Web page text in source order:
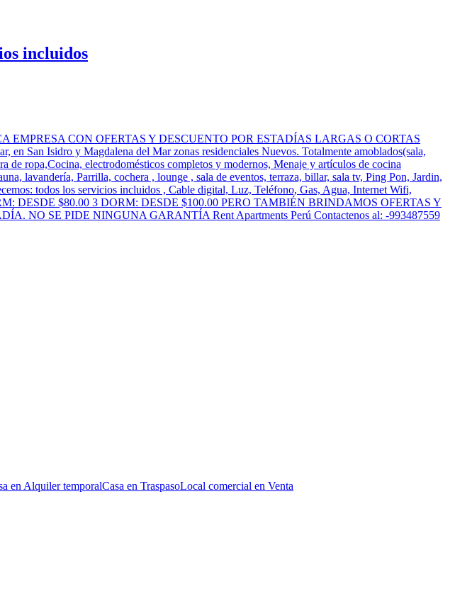
incluidos
EMPRESA CON OFERTAS Y DESCUENTO POR ESTADÍAS LARGAS O CORTAS
San Isidro y Magdalena del Mar zonas residenciales Nuevos. Totalmente amoblados(sala,
ropa,Cocina, electrodomésticos completos y modernos, Menaje y artículos de cocina
lavandería, Parrilla, cochera , lounge , sala de eventos, terraza, billar, sala tv, Ping Pon, Jardin,
todos los servicios incluidos , Cable digital, Luz, Teléfono, Gas, Agua, Internet Wifi,
DESDE $80.00 3 DORM: DESDE $100.00 PERO TAMBIÉN BRINDAMOS OFERTAS Y
NO SE PIDE NINGUNA GARANTÍA Rent Apartments Perú Contactenos al: -993487559
en Alquiler temporalCasa en TraspasoLocal comercial en Venta